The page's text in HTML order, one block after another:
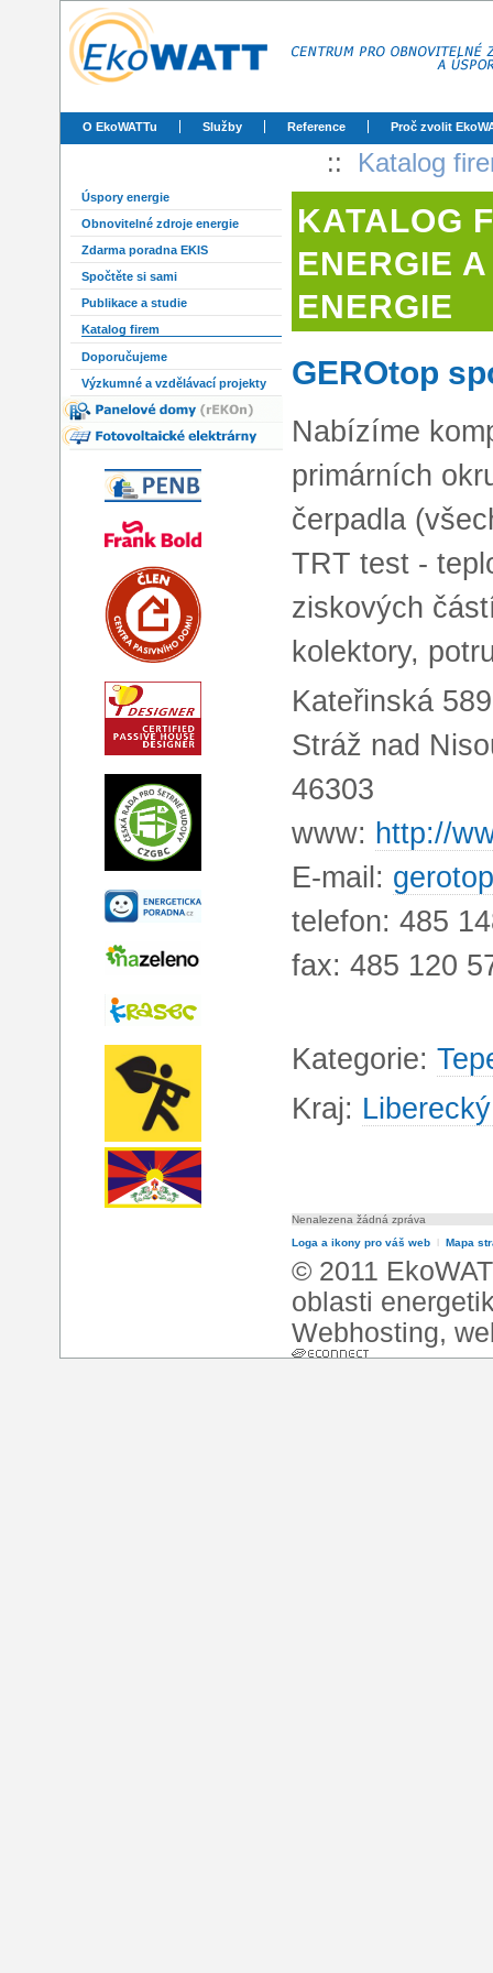
O EkoWATTu Služby Reference Proč zvolit
:: Katalog
Úspory energie
Obnovitelné zdroje energie
Zdarma poradna EKIS
Spočtěte si sami
Publikace a studie
Katalog firem
Doporučujeme
Výzkumné a vzdělávací projekty
KATALOG
ENERGIE
ENERGIE
GEROtop
Nabízíme
primárních
čerpadla
TRT test -
ziskových
kolektory,
Kateřinská 589
Stráž nad
46303
www: http://
E-mail:
telefon: 485
fax: 485 120
Kategorie:
Kraj:
Nenalezena žádná zpráva
Loga a ikony pro váš web l Mapa
© 2011
oblasti
Webhosting,